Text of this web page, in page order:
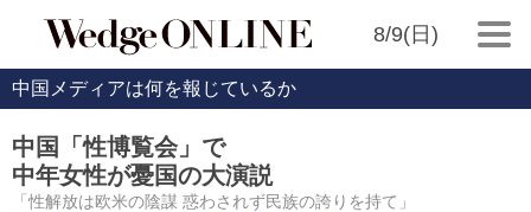
8/9(日)
中国メディアは何を報じているか
中国「性博覧会」で
中年女性が憂国の大演説
「性解放は欧米の陰謀 惑わされず民族の誇りを持て」